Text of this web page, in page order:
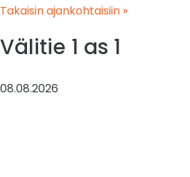
Takaisin ajankohtaisiin »
Välitie 1 as 1
08.08.2026